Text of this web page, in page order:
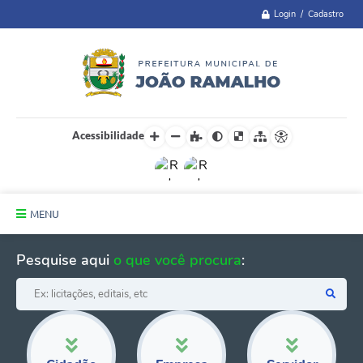
Login / Cadastro
Acessibilidade
MENU
A Cidade
Administração
Telefones Úteis
Pesquise aqui o que você procura: